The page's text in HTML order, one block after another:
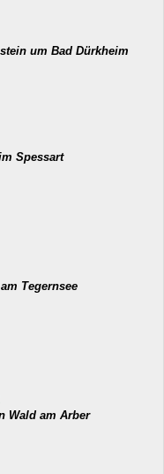
um Bad Dürkheim
Spessart
Tegernsee
Wald am Arber